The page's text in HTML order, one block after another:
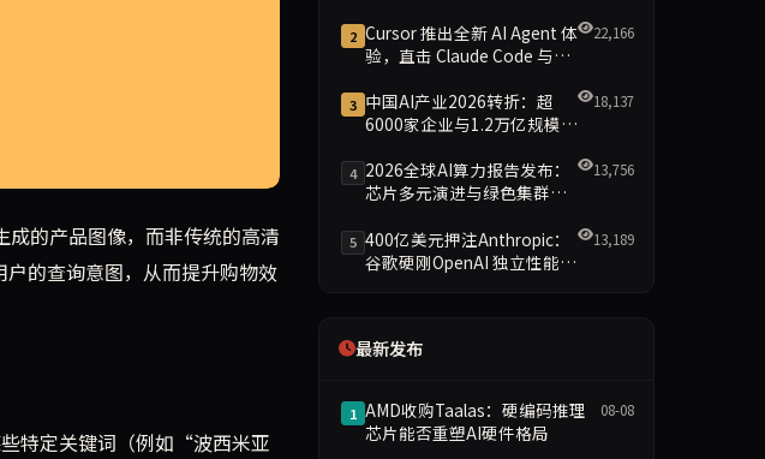
非实际拍摄的照片。该公司表示，这有助于更快速地匹配用户需求并引导购买。然
的产品图像，而非传统的高清
的查询意图，从而提升购物效
特定关键词（例如“波西米亚
2 Cursor 推出全新 AI Agent 体
验，直击 Claude Code 与
22,166
3 中国AI产业2026转折：超
6000家企业与1.2万亿规模引
18,137
4 2026全球AI算力报告发布：
芯片多元演进与绿色集群引
13,756
5 400亿美元押注Anthropic：
谷歌硬刚OpenAI 独立性能否
13,189
最新发布
1 AMD收购Taalas：硬编码推理
芯片能否重塑AI硬件格局
08-08